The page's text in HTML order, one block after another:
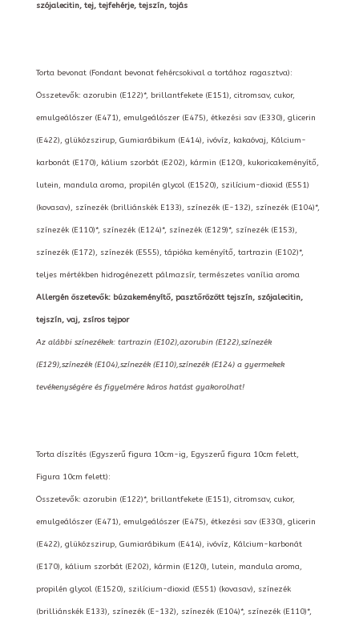
szójalecitin, tej, tejfehérje, tejszín, tojás
Torta bevonat (Fondant bevonat fehércsokival a tortához ragasztva):
Összetevők: azorubin (E122)*, brillantfekete (E151), citromsav, cukor,
emulgeálószer (E471), emulgeálószer (E475), étkezési sav (E330), glicerin
(E422), glükózszirup, Gumiarábikum (E414), ivóvíz, kakaóvaj, Kálcium-
karbonát (E170), kálium szorbát (E202), kármin (E120), kukoricakeményítő,
lutein, mandula aroma, propilén glycol (E1520), szilícium-dioxid (E551)
(kovasav), színezék (brilliánskék E133), színezék (E-132), színezék (E104)*,
színezék (E110)*, színezék (E124)*, színezék (E129)*, színezék (E153),
színezék (E172), színezék (E555), tápióka keményítő, tartrazin (E102)*,
teljes mértékben hidrogénezett pálmazsír, természetes vanília aroma
Allergén öszetevők: búzakeményítő, pasztőrözött tejszín, szójalecitin,
tejszín, vaj, zsíros tejpor
Az alábbi színezékek: tartrazin (E102),azorubin (E122),színezék
(E129),színezék (E104),színezék (E110),színezék (E124) a gyermekek
tevékenységére és figyelmére káros hatást gyakorolhat!
Torta díszítés (Egyszerű figura 10cm-ig, Egyszerű figura 10cm felett,
Figura 10cm felett):
Összetevők: azorubin (E122)*, brillantfekete (E151), citromsav, cukor,
emulgeálószer (E471), emulgeálószer (E475), étkezési sav (E330), glicerin
(E422), glükózszirup, Gumiarábikum (E414), ivóvíz, Kálcium-karbonát
(E170), kálium szorbát (E202), kármin (E120), lutein, mandula aroma,
propilén glycol (E1520), szilícium-dioxid (E551) (kovasav), színezék
(brilliánskék E133), színezék (E-132), színezék (E104)*, színezék (E110)*,